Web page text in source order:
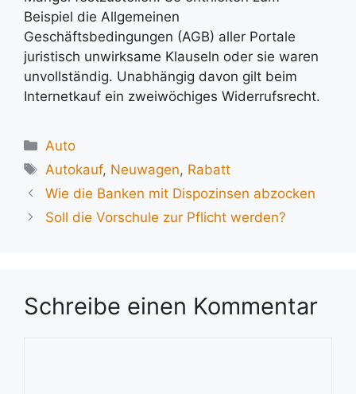
Beispiel die Allgemeinen
Geschäftsbedingungen (AGB) aller Portale
juristisch unwirksame Klauseln oder sie waren
unvollständig. Unabhängig davon gilt beim
Internetkauf ein zweiwöchiges Widerrufsrecht.
Kategorien
Auto
Schlagwörter
Autokauf, Neuwagen, Rabatt
Wie die Banken mit Dispozinsen abzocken
Soll die Vorschule zur Pflicht werden?
Schreibe einen Kommentar